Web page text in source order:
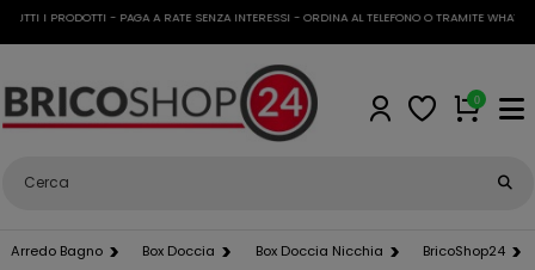
I PRODOTTI - PAGA A RATE SENZA INTERESSI - ORDINA AL TELEFONO O TRAMITE WHATSAPP
0
Arredo Bagno Box Doccia Box Doccia Nicchia BricoShop24